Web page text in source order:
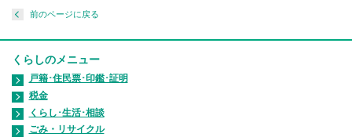
前のページに戻る
くらしのメニュー
戸籍･住民票･印鑑･証明
税金
くらし･生活･相談
ごみ・リサイクル